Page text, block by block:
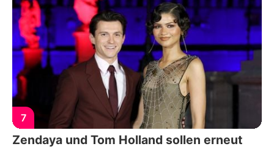
7
Zendaya und Tom Holland sollen erneut